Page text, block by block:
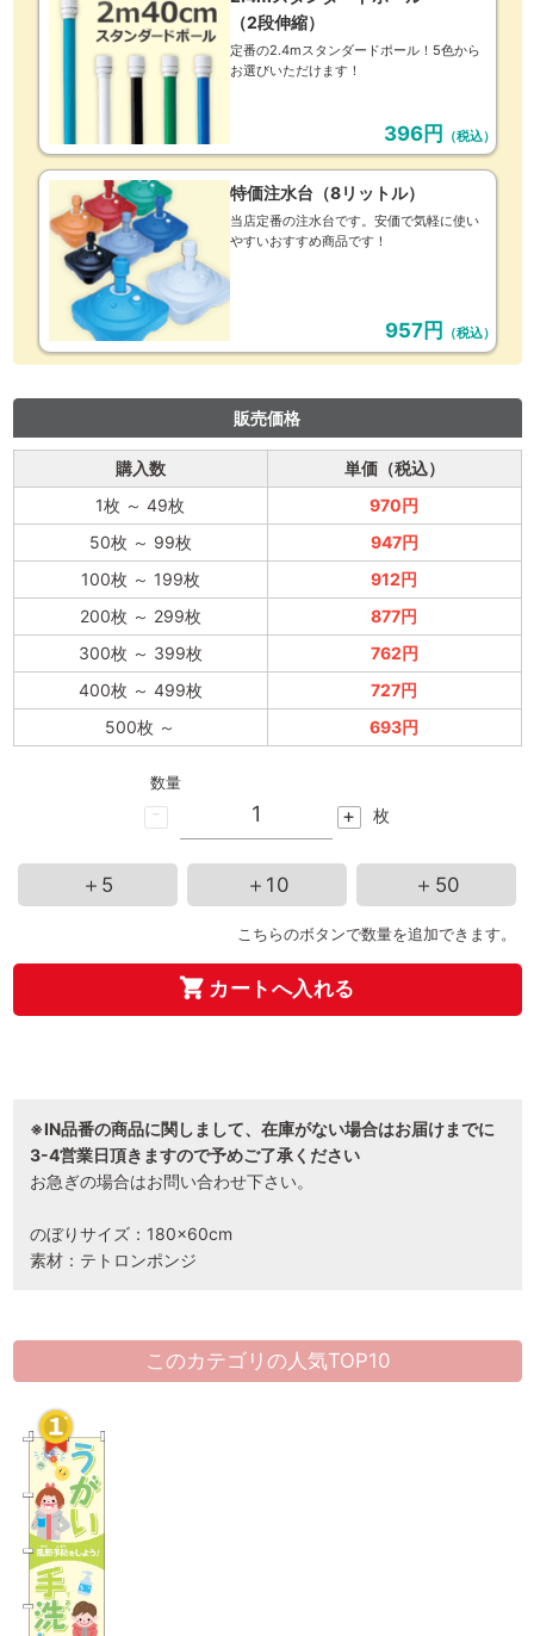
（2段伸縮）
定番の2.4mスタンダードポール！5色から
お選びいただけます！
396円 （税込）
特価注水台（8リットル）
当店定番の注水台です。安価で気軽に使い
やすいおすすめ商品です！
957円 （税込）
販売価格
購入数
単価（税込）
1枚 ～ 49枚
970円
50枚 ～ 99枚
947円
100枚 ～ 199枚
912円
200枚 ～ 299枚
877円
300枚 ～ 399枚
762円
400枚 ～ 499枚
727円
500枚 ～ 693円
-
数量
+ 枚
＋5 ＋10 ＋50
こちらのボタンで数量を追加できます。
カートへ入れる
※IN品番の商品に関しまして、在庫がない場合はお届けまでに
3-4営業日頂きますので予めご了承ください
お急ぎの場合はお問い合わせ下さい。
のぼりサイズ：180×60cm
素材：テトロンポンジ
このカテゴリの人気TOP10